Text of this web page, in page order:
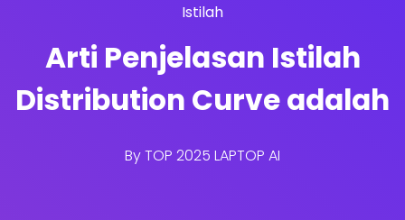
Istilah
Arti Penjelasan Istilah
Distribution Curve adalah
ByTOP 2025 LAPTOP AI